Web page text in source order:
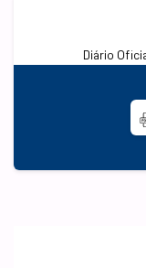
Diário